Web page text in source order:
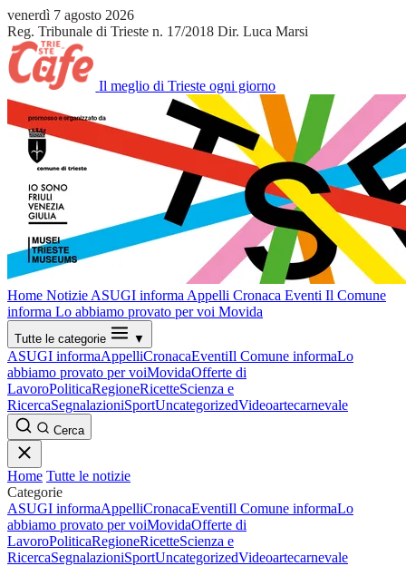
venerdì 7 agosto 2026
Reg. Tribunale di Trieste n. 17/2018 Dir. Luca Marsi
Il meglio di Trieste ogni giorno
Home Notizie ASUGI informa Appelli Cronaca Eventi Il Comune
informa Lo abbiamo provato per voi Movida
Tutte le categorie ▼
ASUGI informaAppelliCronacaEventiIl Comune informaLo
abbiamo provato per voiMovidaOfferte di
LavoroPoliticaRegioneRicetteScienza e
RicercaSegnalazioniSportUncategorizedVideoartecarnevale
Cerca
Home Tutte le notizie
Categorie
ASUGI informaAppelliCronacaEventiIl Comune informaLo
abbiamo provato per voiMovidaOfferte di
LavoroPoliticaRegioneRicetteScienza e
RicercaSegnalazioniSportUncategorizedVideoartecarnevale